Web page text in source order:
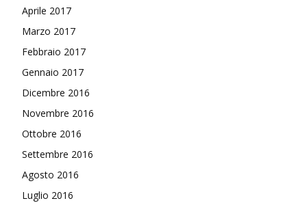
Aprile 2017
Marzo 2017
Febbraio 2017
Gennaio 2017
Dicembre 2016
Novembre 2016
Ottobre 2016
Settembre 2016
Agosto 2016
Luglio 2016